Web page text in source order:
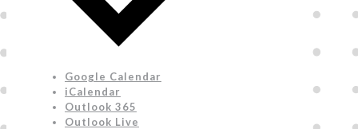
Google Calendar
iCalendar
Outlook 365
Outlook Live